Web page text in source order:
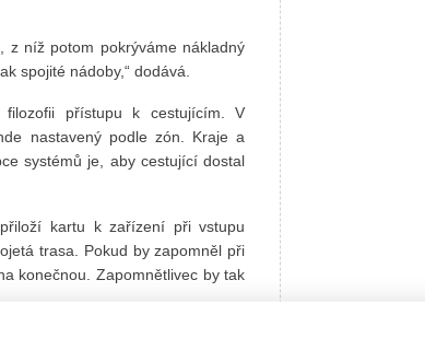
z níž potom pokrýváme nákladný
spojité nádoby,“ dodává.
přístupu k cestujícím. V
nastavený podle zón. Kraje a
systémů je, aby cestující dostal
kartu k zařízení při vstupu
trasa. Pokud by zapomněl při
konečnou. Zapomnětlivec by tak
I velká města tam mají